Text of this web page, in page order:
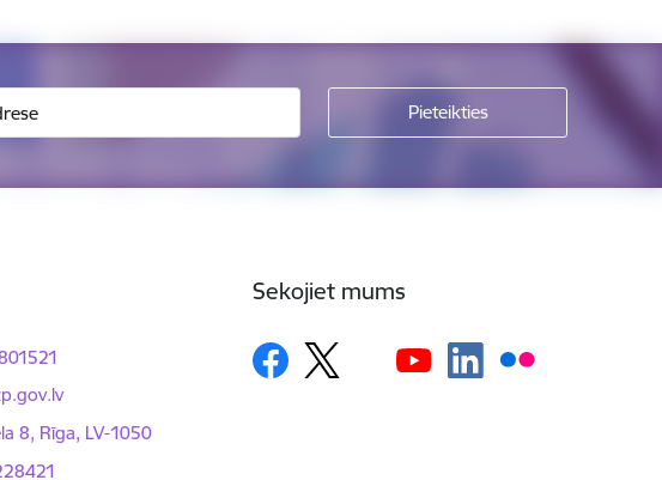
8, Rīga, LV-1050
Sekojiet mums